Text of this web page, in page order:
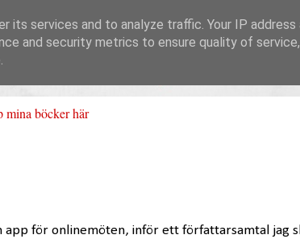
mina böcker här
app för onlinemöten, inför ett författarsamtal jag
its services and to analyze traffic. Your IP address
and security metrics to ensure quality of